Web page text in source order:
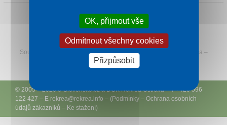
Sledujte Rekreu na Facebooku
Související: Termály na Slovensku–Štúrovo Tatranská Lomnica –
Hotely v Luhačovicích
© 2005 – 2026e-Slovensko.czaDCK Rekrea Ostrava– T +420 596
122 427 – E rekrea@rekrea.info – (Podmínky – Ochrana osobních
údajů zákazníků – Ke stažení)
OK, přijmout vše
Odmítnout všechny cookies
Přizpůsobit